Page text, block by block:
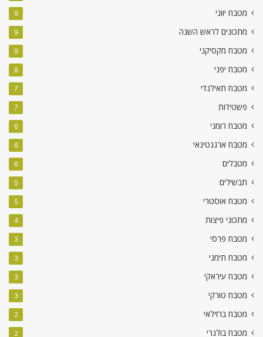
מטבח יווני 9
מתכונים לראש השנה 9
מטבח מקסיקני 9
מטבח יפני 8
מטבח תאילנדי 7
פשטידות 7
מטבח רומני 6
מטבח ארגנטינאי 6
מטבלים 6
תבשילים 5
מטבח אוסטרי 5
מתכוני פיצות 4
מטבח פרסי 3
מטבח תימני 3
מטבח עיראקי 3
מטבח טורקי 3
מטבח ברזילאי 2
מטבח בולגרי 2